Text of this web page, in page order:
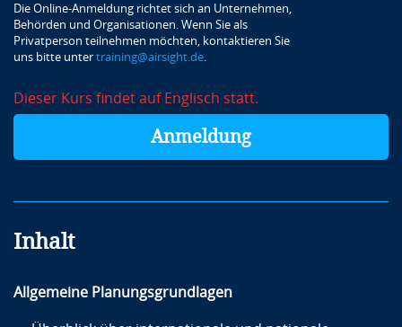
Die Online-Anmeldung richtet sich an Unternehmen,
Behörden und Organisationen. Wenn Sie als
Privatperson teilnehmen möchten, kontaktieren Sie
uns bitte unter training@airsight.de
Dieser Kurs findet auf Englisch statt.
Anmeldung
Inhalt
Allgemeine Planungsgrundlagen